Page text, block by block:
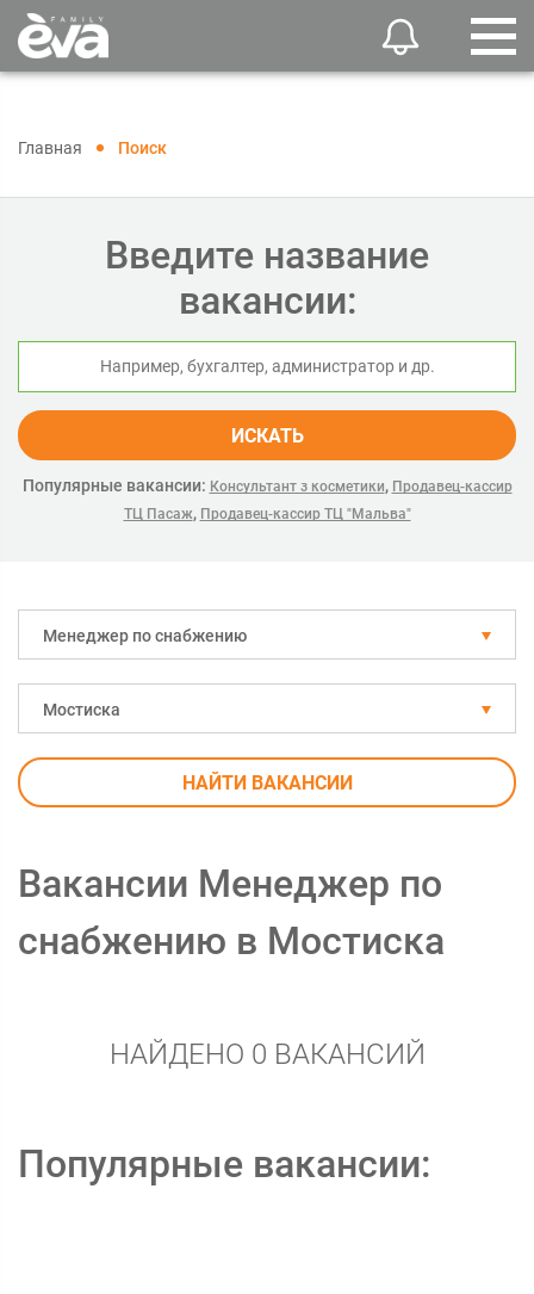
Главная Поиск
Введите название
вакансии:
ИСКАТЬ
Популярные вакансии: Консультант з косметики, Продавец-кассир
ТЦ Пасаж, Продавец-кассир ТЦ "Мальва"
Менеджер по снабжению
Мостиска
НАЙТИ ВАКАНСИИ
Вакансии Менеджер по
снабжению в Мостиска
НАЙДЕНО 0 ВАКАНСИЙ
Популярные вакансии: